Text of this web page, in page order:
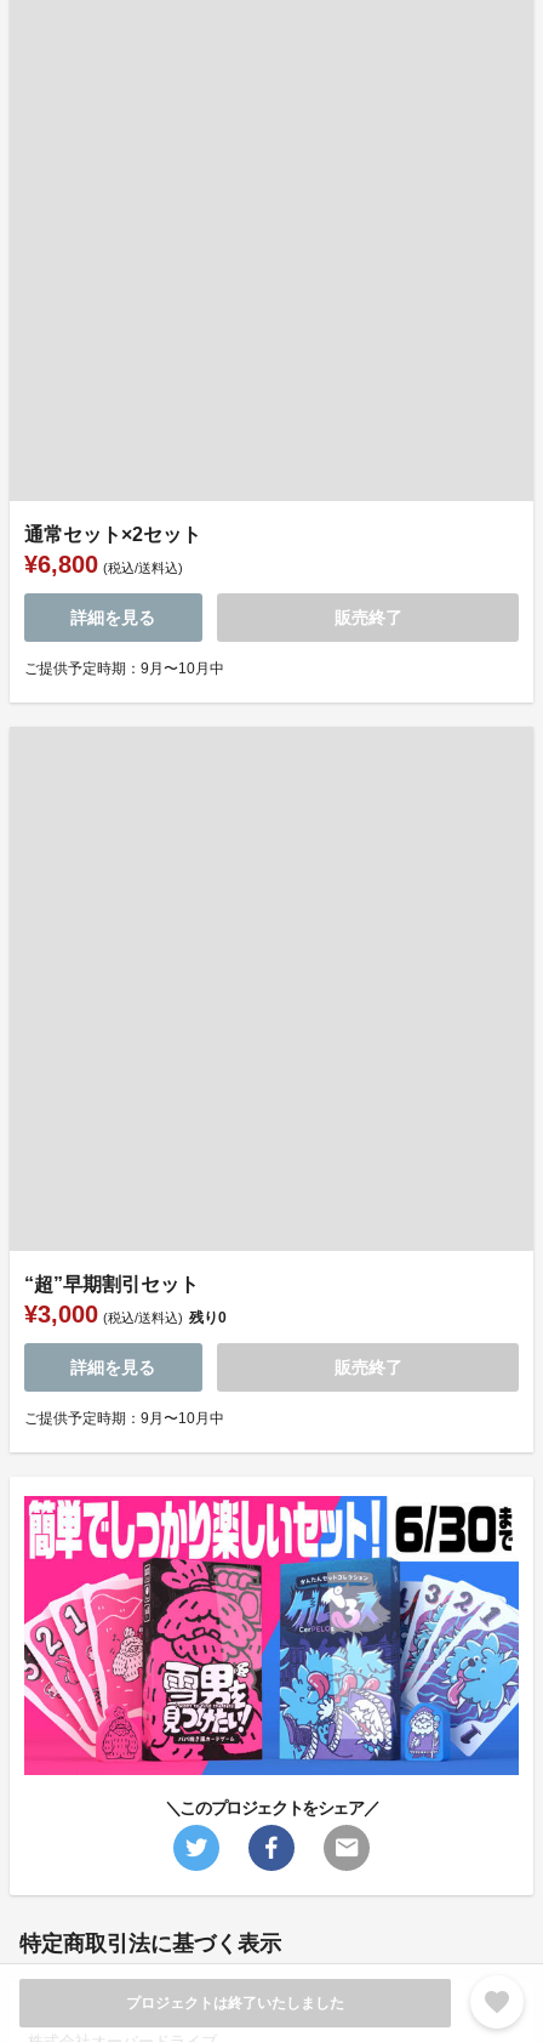
プロジェクトは終了いたしました favorite
通常セット×2セット
¥6,800 (税込/送料込)
詳細を見る 販売終了
ご提供予定時期：9月〜10月中
“超”早期割引セット
¥3,000 (税込/送料込) 残り0
詳細を見る 販売終了
ご提供予定時期：9月〜10月中
＼このプロジェクトをシェア／
特定商取引法に基づく表示